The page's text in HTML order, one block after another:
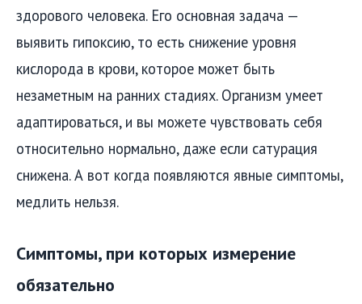
здорового человека. Его основная задача —
выявить гипоксию, то есть снижение уровня
кислорода в крови, которое может быть
незаметным на ранних стадиях. Организм умеет
адаптироваться, и вы можете чувствовать себя
относительно нормально, даже если сатурация
снижена. А вот когда появляются явные симптомы,
медлить нельзя.
Симптомы, при которых измерение
обязательно